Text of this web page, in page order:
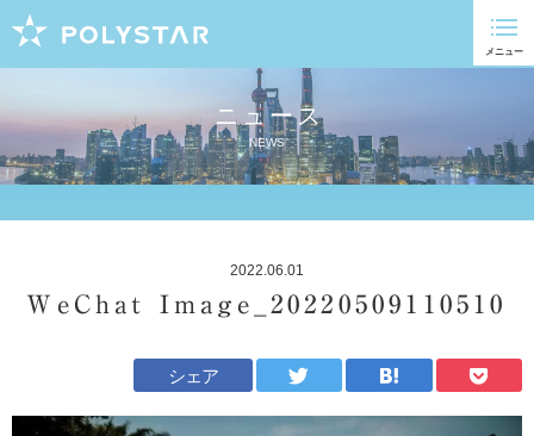
ニュース
NEWS
2022.06.01
WeChat Image_20220509110510
シェア